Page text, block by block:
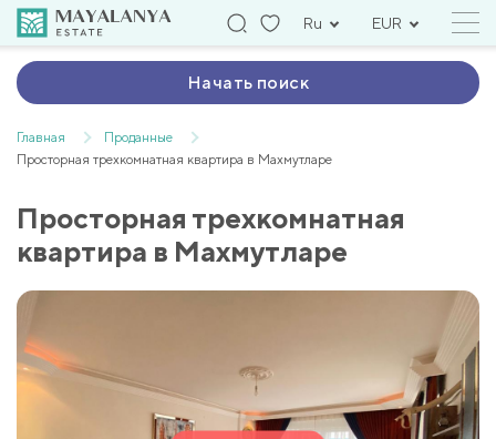
Ru EUR
Начать поиск
Главная
Проданные
Просторная трехкомнатная квартира в Махмутларе
Просторная трехкомнатная
квартира в Махмутларе